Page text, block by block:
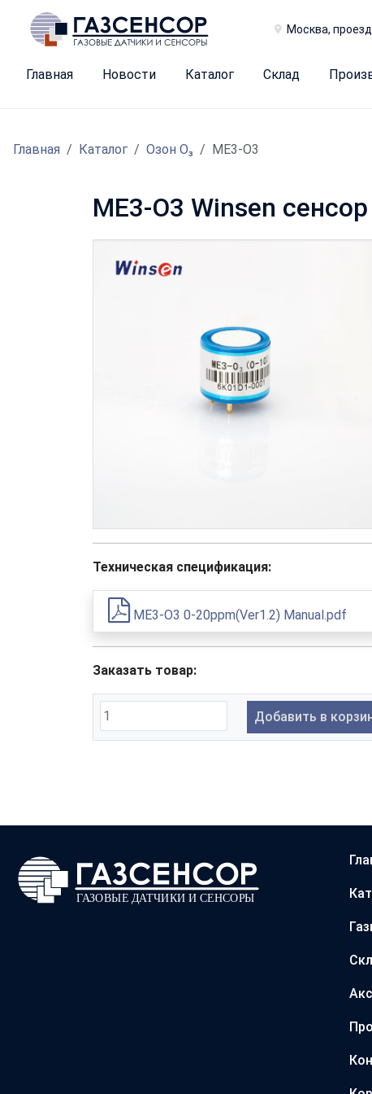
Москва,
Главная Новости Каталог Склад
Главная Каталог Озон O₃ ME3-O3
ME3-O3 Winsen
Техническая спецификация:
ME3-O3 0-20ppm(Ver1.2) Manual.pdf
Заказать товар:
Добавить в